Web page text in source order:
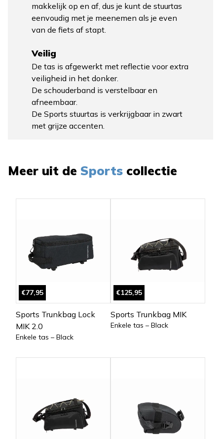
makkelijk op en af, dus je kunt de stuurtas
eenvoudig met je meenemen als je even
van de fiets af stapt.
Veilig
De tas is afgewerkt met reflectie voor extra
veiligheid in het donker.
De schouderband is verstelbaar en
afneembaar.
De Sports stuurtas is verkrijgbaar in zwart
met grijze accenten.
Meer uit de Sports collectie
€77,95
Sports Trunkbag Lock
MIK 2.0
Enkele tas – Black
€125,95
Sports Trunkbag MIK
Enkele tas – Black